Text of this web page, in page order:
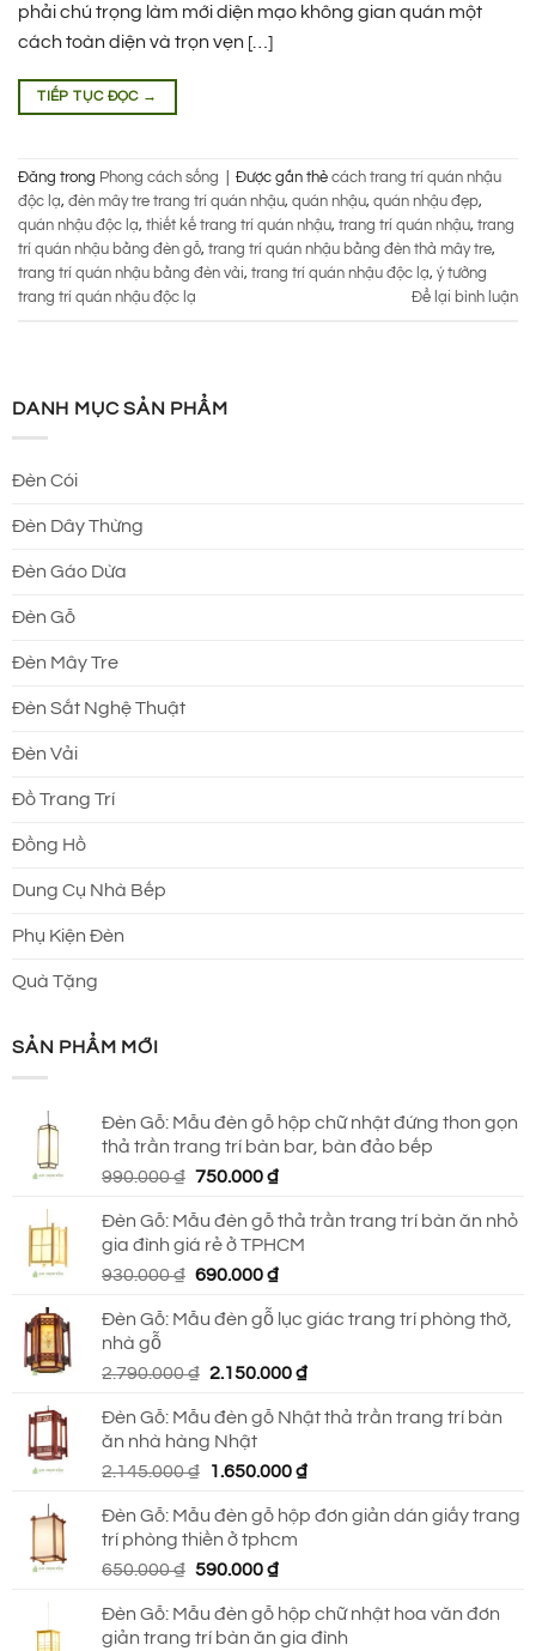
phải chú trọng làm mới diện mạo không gian quán một
cách toàn diện và trọn vẹn […]
TIẾP TỤC ĐỌC →
Đăng trong Phong cách sống Được gắn thẻ cách trang trí quán nhậu
độc lạ, đèn mây tre trang trí quán nhậu, quán nhậu, quán nhậu đẹp,
quán nhậu độc lạ, thiết kế trang trí quán nhậu, trang trí quán nhậu, trang
trí quán nhậu bằng đèn gỗ, trang trí quán nhậu bằng đèn thả mây tre,
trang trí quán nhậu bằng đèn vải, trang trí quán nhậu độc lạ, ý tưởng
trang trí quán nhậu độc lạ
Để lại bình luận
DANH MỤC SẢN PHẨM
Đèn Cói
Đèn Dây Thừng
Đèn Gáo Dừa
Đèn Gỗ
Đèn Mây Tre
Đèn Sắt Nghệ Thuật
Đèn Vải
Đồ Trang Trí
Đồng Hồ
Dung Cụ Nhà Bếp
Phụ Kiện Đèn
Quà Tặng
SẢN PHẨM MỚI
Đèn Gỗ: Mẫu đèn gỗ hộp chữ nhật đứng thon gọn
thả trần trang trí bàn bar, bàn đảo bếp
990.000₫ Giá
là:
990.000 ₫.
750.000₫Giá
tại
là:
750.000 ₫.
Đèn Gỗ: Mẫu đèn gỗ thả trần trang trí bàn ăn nhỏ
gia đình giá rẻ ở TPHCM
930.000₫ Giá
là:
690.000₫Giá
tại
690.000 ₫.
Đèn Gỗ: Mẫu đèn gỗ lục giác trang trí phòng thờ,
nhà gỗ
2.790.000₫ Giá
là:
2.790.000 ₫.
2.150.000₫Giá
tại
2.150.000 ₫.
Đèn Gỗ: Mẫu đèn gỗ Nhật thả trần trang trí bàn
ăn nhà hàng Nhật
2.145.000₫
Giá
là:
2.145.000 ₫.
1.650.000₫Giá
tại
Đèn Gỗ: Mẫu đèn gỗ hộp đơn giản dán giấy trang
trí phòng thiền ở tphcm
650.000₫ Giá
là:
650.000 ₫.
590.000₫Giá
tại
là:
Đèn Gỗ: Mẫu đèn gỗ hộp chữ nhật hoa văn đơn
giản trang trí bàn ăn gia đình